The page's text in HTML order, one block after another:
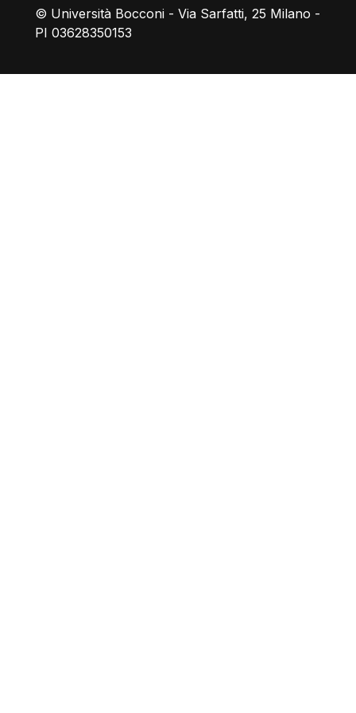
© Università Bocconi - Via Sarfatti, 25 Milano -
PI 03628350153